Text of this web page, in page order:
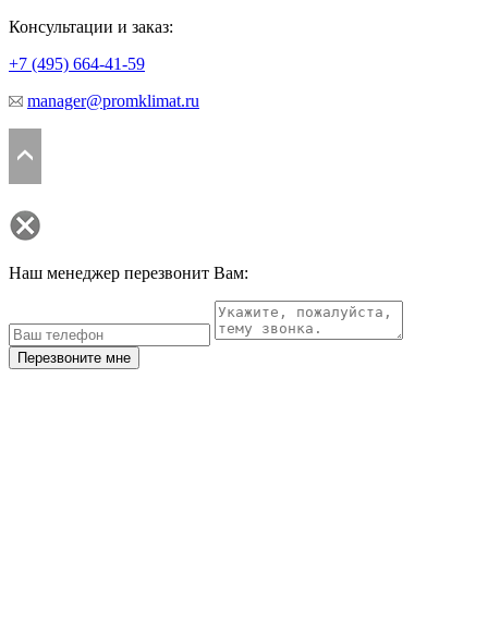
Консультации и заказ:
+7 (495) 664-41-59
manager@promklimat.ru
Наш менеджер перезвонит Вам:
Перезвоните мне